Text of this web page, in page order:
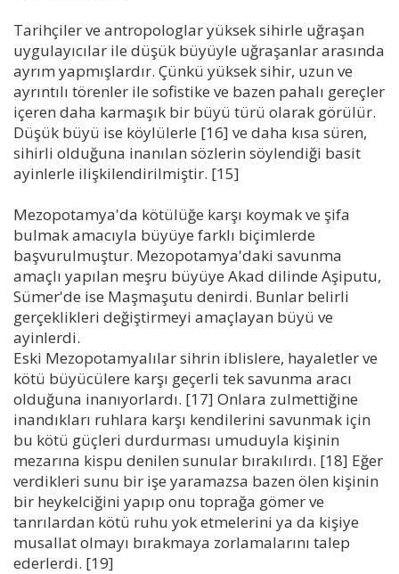
Tarihçiler ve antropologlar yüksek sihirle uğraşan
uygulayıcılar ile düşük büyüyle uğraşanlar arasında
ayrım yapmışlardır. Çünkü yüksek sihir, uzun ve
ayrıntılı törenler ile sofistike ve bazen pahalı gereçler
içeren daha karmaşık bir büyü türü olarak görülür.
Düşük büyü ise köylülerle [16] ve daha kısa süren,
sihirli olduğuna inanılan sözlerin söylendiği basit
ayinlerle ilişkilendirilmiştir. [15]
Mezopotamya'da kötülüğe karşı koymak ve şifa
bulmak amacıyla büyüye farklı biçimlerde
başvurulmuştur. Mezopotamya'daki savunma
amaçlı yapılan meşru büyüye Akad dilinde Aşiputu,
Sümer'de ise Maşmaşutu denirdi. Bunlar belirli
gerçeklikleri değiştirmeyi amaçlayan büyü ve
ayinlerdi.
Eski Mezopotamyalılar sihrin iblislere, hayaletler ve
kötü büyücülere karşı geçerli tek savunma aracı
olduğuna inanıyorlardı. [17] Onlara zulmettiğine
inandıkları ruhlara karşı kendilerini savunmak için
bu kötü güçleri durdurması umuduyla kişinin
mezarına kispu denilen sunular bırakılırdı. [18] Eğer
verdikleri sunu bir işe yaramazsa bazen ölen kişinin
bir heykelciğini yapıp onu toprağa gömer ve
tanrılardan kötü ruhu yok etmelerini ya da kişiye
musallat olmayı bırakmaya zorlamalarını talep
ederlerdi. [19]